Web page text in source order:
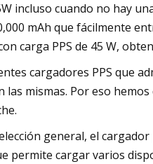
incluso cuando no hay
mAh que fácilmente
carga PPS de 45 W,
cargadores PPS que
las mismas. Por eso
general, el
permite cargar varios